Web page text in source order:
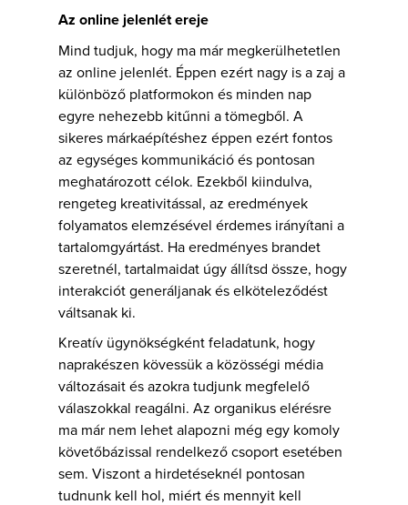
Az online jelenlét ereje
Mind tudjuk, hogy ma már megkerülhetetlen
az online jelenlét. Éppen ezért nagy is a zaj a
különböző platformokon és minden nap
egyre nehezebb kitűnni a tömegből. A
sikeres márkaépítéshez éppen ezért fontos
az egységes kommunikáció és pontosan
meghatározott célok. Ezekből kiindulva,
rengeteg kreativitással, az eredmények
folyamatos elemzésével érdemes irányítani a
tartalomgyártást. Ha eredményes brandet
szeretnél, tartalmaidat úgy állítsd össze, hogy
interakciót generáljanak és elköteleződést
váltsanak ki.
Kreatív ügynökségként feladatunk, hogy
naprakészen kövessük a közösségi média
változásait és azokra tudjunk megfelelő
válaszokkal reagálni. Az organikus elérésre
ma már nem lehet alapozni még egy komoly
követőbázissal rendelkező csoport esetében
sem. Viszont a hirdetéseknél pontosan
tudnunk kell hol, miért és mennyit kell